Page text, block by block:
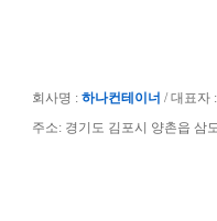
회사명 : 하나컨테이너 / 대표자
주소: 경기도 김포시 양촌읍 삼